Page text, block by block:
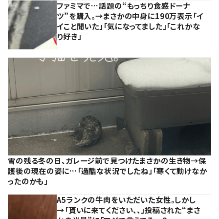
ファミマで…話題の“もっちり食感ドーナ
ツ”を購入。→まさかの中身に190万表示「イ
イこと聞いた」「気になってました」「これかな
り好き」
雪の残る冬の日、ガレージ前で見つけたまさかの生き物→保
護後の現在の姿に…「過酷な状況でしたね」「寒くて動けなか
ったのかも」
A5ランクの牛肉をいただいた女性。しかし
→「貰いに来てください、、」投稿された“まさ